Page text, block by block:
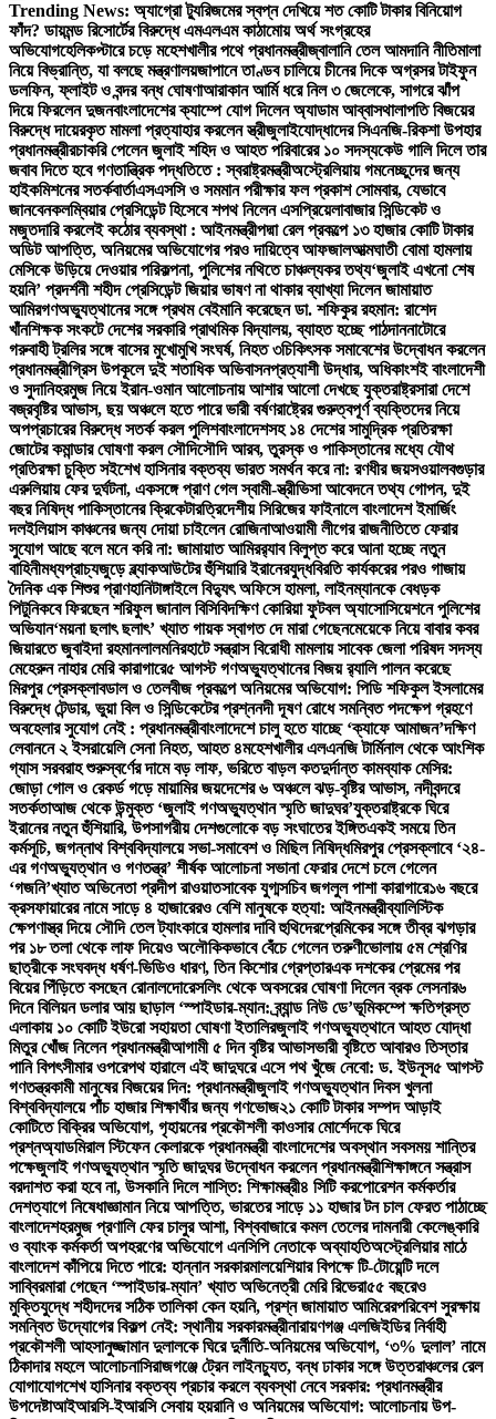
Trending News: অ্যাগ্রো ট্যুরিজমের স্বপ্ন দেখিয়ে শত কোটি টাকার বিনিয়োগ
ফাঁদ? ডায়মন্ড রিসোর্টের বিরুদ্ধে এমএলএম কাঠামোয় অর্থ সংগ্রহের
অভিযোগহেলিকপ্টারে চড়ে মহেশখালীর পথে প্রধানমন্ত্রীজ্বালানি তেল আমদানি নীতিমালা
নিয়ে বিভ্রান্তি, যা বলছে মন্ত্রণালয়জাপানে তাণ্ডব চালিয়ে চীনের দিকে অগ্রসর টাইফুন
ডলফিন, ফ্লাইট ও বন্দর বন্ধ ঘোষণাআরাকান আর্মি ধরে নিল ৩ জেলেকে, সাগরে ঝাঁপ
দিয়ে ফিরলেন দুজনবাংলাদেশের ক্যাম্পে যোগ দিলেন অ্যাডাম আব্বাসথালাপতি বিজয়ের
বিরুদ্ধে দায়েরকৃত মামলা প্রত্যাহার করলেন স্ত্রীজুলাইযোদ্ধাদের সিএনজি-রিকশা উপহার
প্রধানমন্ত্রীরচাকরি পেলেন জুলাই শহিদ ও আহত পরিবারের ১০ সদস্যকেউ গালি দিলে তার
জবাব দিতে হবে গণতান্ত্রিক পদ্ধতিতে : স্বরাষ্ট্রমন্ত্রীঅস্ট্রেলিয়ায় গমনেচ্ছুদের জন্য
হাইকমিশনের সতর্কবার্তাএসএসসি ও সমমান পরীক্ষার ফল প্রকাশ সোমবার, যেভাবে
জানবেনকলম্বিয়ার প্রেসিডেন্ট হিসেবে শপথ নিলেন এসপ্রিয়েলাবাজার সিন্ডিকেট ও
মজুতদারি করলেই কঠোর ব্যবস্থা : আইনমন্ত্রীপদ্মা রেল প্রকল্পে ১৩ হাজার কোটি টাকার
অডিট আপত্তি, অনিয়মের অভিযোগের পরও দায়িত্বে আফজালআত্মঘাতী বোমা হামলায়
মেসিকে উড়িয়ে দেওয়ার পরিকল্পনা, পুলিশের নথিতে চাঞ্চল্যকর তথ্য‘জুলাই এখনো শেষ
হয়নি’ প্রদর্শনী শহীদ প্রেসিডেন্ট জিয়ার ভাষণ না থাকার ব্যাখ্যা দিলেন জামায়াত
আমিরগণঅভ্যুত্থানের সঙ্গে প্রথম বেইমানি করেছেন ডা. শফিকুর রহমান: রাশেদ
খাঁনশিক্ষক সংকটে দেশের সরকারি প্রাথমিক বিদ্যালয়, ব্যাহত হচ্ছে পাঠদাননাটোরে
গরুবাহী ট্রলির সঙ্গে বাসের মুখোমুখি সংঘর্ষ, নিহত ৩চিকিৎসক সমাবেশের উদ্বোধন করলেন
প্রধানমন্ত্রীগ্রিস উপকূলে দুই শতাধিক অভিবাসনপ্রত্যাশী উদ্ধার, অধিকাংশই বাংলাদেশী
ও সুদানিহরমুজ নিয়ে ইরান-ওমান আলোচনায় আশার আলো দেখছে যুক্তরাষ্ট্রসারা দেশে
বজ্রবৃষ্টির আভাস, ছয় অঞ্চলে হতে পারে ভারী বর্ষণরাষ্ট্রের গুরুত্বপূর্ণ ব্যক্তিদের নিয়ে
অপপ্রচারের বিরুদ্ধে সতর্ক করল পুলিশবাংলাদেশসহ ১৪ দেশের সামুদ্রিক প্রতিরক্ষা
জোটের কমান্ডার ঘোষণা করল সৌদিসৌদি আরব, তুরস্ক ও পাকিস্তানের মধ্যে যৌথ
প্রতিরক্ষা চুক্তি সইশেখ হাসিনার বক্তব্য ভারত সমর্থন করে না: রণধীর জয়সওয়ালবগুড়ার
এরুলিয়ায় ফের দুর্ঘটনা, একসঙ্গে প্রাণ গেল স্বামী-স্ত্রীভিসা আবেদনে তথ্য গোপন, দুই
বছর নিষিদ্ধ পাকিস্তানের ক্রিকেটারত্রিদেশীয় সিরিজের ফাইনালে বাংলাদেশ ইমার্জিং
দলইলিয়াস কাঞ্চনের জন্য দোয়া চাইলেন রোজিনাআওয়ামী লীগের রাজনীতিতে ফেরার
সুযোগ আছে বলে মনে করি না: জামায়াত আমিরর‍্যাব বিলুপ্ত করে আনা হচ্ছে নতুন
বাহিনীমধ্যপ্রাচ্যজুড়ে ব্ল্যাকআউটের হুঁশিয়ারি ইরানেরযুদ্ধবিরতি কার্যকরের পরও গাজায়
দৈনিক এক শিশুর প্রাণহানিটাঙ্গাইলে বিদ্যুৎ অফিসে হামলা, লাইনম্যানকে বেধড়ক
পিটুনিকবে ফিরছেন শরিফুল জানাল বিসিবিদক্ষিণ কোরিয়া ফুটবল অ্যাসোসিয়েশনে পুলিশের
অভিযান‘ময়না ছলাৎ ছলাৎ’ খ্যাত গায়ক স্বাগত দে মারা গেছেনমেয়েকে নিয়ে বাবার কবর
জিয়ারতে জুবাইদা রহমানলালমনিরহাটে সন্ত্রাস বিরোধী মামলায় সাবেক জেলা পরিষদ সদস্য
মেহেরুন নাহার মেরি কারাগারে৫ আগস্ট গণঅভ্যুত্থানের বিজয় র‍্যালি পালন করেছে
মিরপুর প্রেসক্লাবডাল ও তেলবীজ প্রকল্পে অনিয়মের অভিযোগ: পিডি শফিকুল ইসলামের
বিরুদ্ধে টেন্ডার, ভুয়া বিল ও সিন্ডিকেটের প্রশ্ননদী দূষণ রোধে সমন্বিত পদক্ষেপ গ্রহণে
অবহেলার সুযোগ নেই : প্রধানমন্ত্রীবাংলাদেশে চালু হতে যাচ্ছে ‘ক্যাফে আমাজন’দক্ষিণ
লেবাননে ২ ইসরায়েলি সেনা নিহত, আহত ৪মহেশখালীর এলএনজি টার্মিনাল থেকে আংশিক
গ্যাস সরবরাহ শুরুস্বর্ণের দামে বড় লাফ, ভরিতে বাড়ল কতদুর্দান্ত কামব্যাক মেসির:
জোড়া গোল ও রেকর্ড গড়ে মায়ামির জয়দেশের ৬ অঞ্চলে ঝড়-বৃষ্টির আভাস, নদীবন্দরে
সতর্কতাআজ থেকে উন্মুক্ত ‘জুলাই গণঅভ্যুত্থান স্মৃতি জাদুঘর’যুক্তরাষ্ট্রকে ঘিরে
ইরানের নতুন হুঁশিয়ারি, উপসাগরীয় দেশগুলোকে বড় সংঘাতের ইঙ্গিতএকই সময়ে তিন
কর্মসূচি, জগন্নাথ বিশ্ববিদ্যালয়ে সভা-সমাবেশ ও মিছিল নিষিদ্ধমিরপুর প্রেসক্লাবে ‘২৪-
এর গণঅভ্যুত্থান ও গণতন্ত্র’ শীর্ষক আলোচনা সভানা ফেরার দেশে চলে গেলেন
‘গজনি’খ্যাত অভিনেতা প্রদীপ রাওয়াতসাবেক যুগ্মসচিব জগলুল পাশা কারাগারে১৬ বছরে
ক্রসফায়ারের নামে সাড়ে ৪ হাজারেরও বেশি মানুষকে হত্যা: আইনমন্ত্রীব্যালিস্টিক
ক্ষেপণাস্ত্র দিয়ে সৌদি তেল ট্যাংকারে হামলার দাবি হুথিদেরপ্রেমিকের সঙ্গে তীব্র ঝগড়ার
পর ১৮ তলা থেকে লাফ দিয়েও অলৌকিকভাবে বেঁচে গেলেন তরুণীভোলায় ৫ম শ্রেণির
ছাত্রীকে সংঘবদ্ধ ধর্ষণ-ভিডিও ধারণ, তিন কিশোর গ্রেপ্তারএক দশকের প্রেমের পর
বিয়ের পিঁড়িতে বসছেন রোনালদোরেসলিং থেকে অবসরের ঘোষণা দিলেন ব্রক লেসনার৬
দিনে বিলিয়ন ডলার আয় ছাড়াল ‘স্পাইডার-ম্যান: ব্র্যান্ড নিউ ডে’ভূমিকম্পে ক্ষতিগ্রস্ত
এলাকায় ১০ কোটি ইউরো সহায়তা ঘোষণা ইতালিরজুলাই গণঅভ্যুত্থানে আহত যোদ্ধা
মিতুর খোঁজ নিলেন প্রধানমন্ত্রীআগামী ৫ দিন বৃষ্টির আভাসভারী বৃষ্টিতে আবারও তিস্তার
পানি বিপৎসীমার ওপরেপথ হারালে এই জাদুঘরে এসে পথ খুঁজে নেবো: ড. ইউনূস৫ আগস্ট
গণতন্ত্রকামী মানুষের বিজয়ের দিন: প্রধানমন্ত্রীজুলাই গণঅভ্যুত্থান দিবস খুলনা
বিশ্ববিদ্যালয়ে পাঁচ হাজার শিক্ষার্থীর জন্য গণভোজ২১ কোটি টাকার সম্পদ আড়াই
কোটিতে বিক্রির অভিযোগ, গৃহায়নের প্রকৌশলী কাওসার মোর্শেদকে ঘিরে
প্রশ্নঅ্যাডমিরাল স্টিফেন কেলারকে প্রধানমন্ত্রী বাংলাদেশের অবস্থান সবসময় শান্তির
পক্ষেজুলাই গণঅভ্যুত্থান স্মৃতি জাদুঘর উদ্বোধন করলেন প্রধানমন্ত্রীশিক্ষাঙ্গনে সন্ত্রাস
বরদাশত করা হবে না, উসকানি দিলে শাস্তি: শিক্ষামন্ত্রী৪ সিটি করপোরেশন কর্মকর্তার
দেশত্যাগে নিষেধাজ্ঞামান নিয়ে আপত্তি, ভারতের সাড়ে ১১ হাজার টন চাল ফেরত পাঠাচ্ছে
বাংলাদেশহরমুজ প্রণালি ফের চালুর আশা, বিশ্ববাজারে কমল তেলের দামনারী কেলেঙ্কারি
ও ব্যাংক কর্মকর্তা অপহরণের অভিযোগে এনসিপি নেতাকে অব্যাহতিঅস্ট্রেলিয়ার মাঠে
বাংলাদেশ কাঁপিয়ে দিতে পারে: হান্নান সরকারমালয়েশিয়ার বিপক্ষে টি-টোয়েন্টি দলে
সাব্বিরমারা গেছেন ‘স্পাইডার-ম্যান’ খ্যাত অভিনেত্রী মেরি রিভেরা৫৫ বছরেও
মুক্তিযুদ্ধে শহীদদের সঠিক তালিকা কেন হয়নি, প্রশ্ন জামায়াত আমিরেরপরিবেশ সুরক্ষায়
সমন্বিত উদ্যোগের বিকল্প নেই: স্থানীয় সরকারমন্ত্রীনারায়ণগঞ্জ এলজিইডির নির্বাহী
প্রকৌশলী আহসানুজ্জামান দুলালকে ঘিরে দুর্নীতি-অনিয়মের অভিযোগ, ‘৩% দুলাল’ নামে
ঠিকাদার মহলে আলোচনাসিরাজগঞ্জে ট্রেন লাইনচ্যুত, বন্ধ ঢাকার সঙ্গে উত্তরাঞ্চলের রেল
যোগাযোগশেখ হাসিনার বক্তব্য প্রচার করলে ব্যবস্থা নেবে সরকার: প্রধানমন্ত্রীর
উপদেষ্টাআইআরসি-ইআরসি সেবায় হয়রানি ও অনিয়মের অভিযোগ: আলোচনায় উপ-